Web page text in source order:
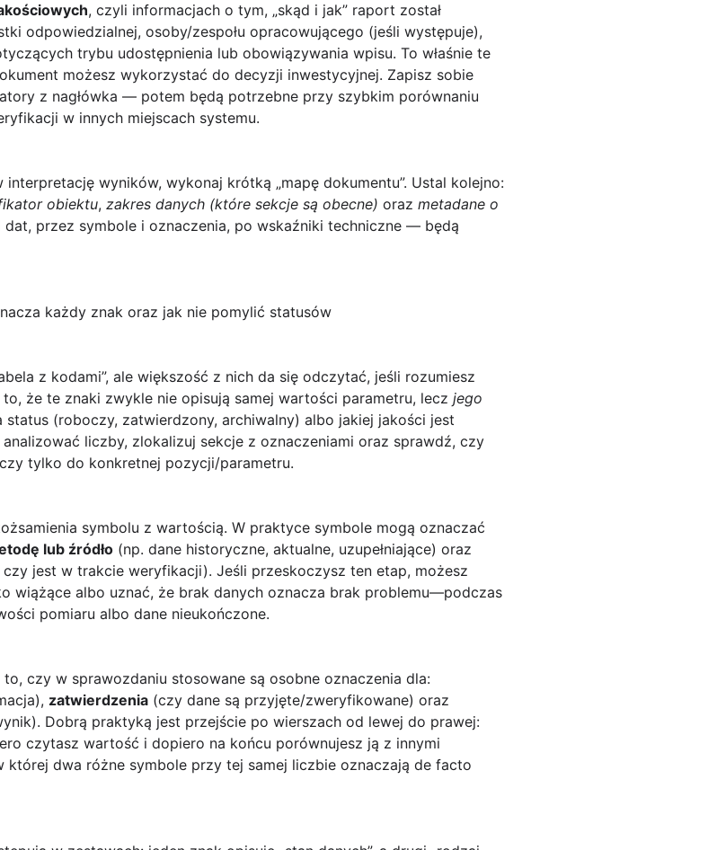
, czyli informacjach o tym, „skąd i jak” raport został
odpowiedzialnej, osoby/zespołu opracowującego (jeśli występuje),
trybu udostępnienia lub obowiązywania wpisu. To właśnie te
możesz wykorzystać do decyzji inwestycyjnej. Zapisz sobie
z nagłówka — potem będą potrzebne przy szybkim porównaniu
w innych miejscach systemu.
interpretację wyników, wykonaj krótką „mapę dokumentu”. Ustal kolejno:
obiektu, zakres danych (które sekcje są obecne) oraz metadane o
przez symbole i oznaczenia, po wskaźniki techniczne — będą
każdy znak oraz jak nie pomylić statusów
z kodami”, ale większość z nich da się odczytać, jeśli rozumiesz
że te znaki zwykle nie opisują samej wartości parametru, lecz jego
status (roboczy, zatwierdzony, archiwalny) albo jakiej jakości jest
liczby, zlokalizuj sekcje z oznaczeniami oraz sprawdź, czy
tylko do konkretnej pozycji/parametru.
symbolu z wartością. W praktyce symbole mogą oznaczać
lub źródło (np. dane historyczne, aktualne, uzupełniające) oraz
jest w trakcie weryfikacji). Jeśli przeskoczysz ten etap, możesz
wiążące albo uznać, że brak danych oznacza brak problemu—podczas
pomiaru albo dane nieukończone.
czy w sprawozdaniu stosowane są osobne oznaczenia dla:
zatwierdzenia (czy dane są przyjęte/zweryfikowane) oraz
Dobrą praktyką jest przejście po wierszach od lewej do prawej:
czytasz wartość i dopiero na końcu porównujesz ją z innymi
której dwa różne symbole przy tej samej liczbie oznaczają de facto